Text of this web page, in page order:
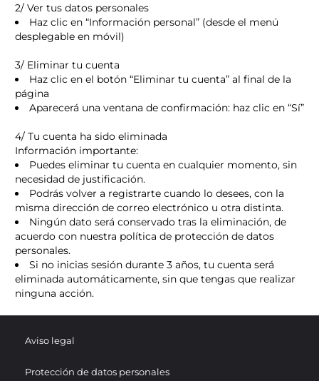
2/ Ver tus datos personales
Haz clic en “Información personal” (desde el menú
desplegable en móvil)
3/ Eliminar tu cuenta
Haz clic en el botón “Eliminar tu cuenta” al final de la
página
Aparecerá una ventana de confirmación: haz clic en “Sí”
4/ Tu cuenta ha sido eliminada
Información importante:
Puedes eliminar tu cuenta en cualquier momento, sin
necesidad de justificación.
Podrás volver a registrarte cuando lo desees, con la
misma dirección de correo electrónico u otra distinta.
Ningún dato será conservado tras la eliminación, de
acuerdo con nuestra política de protección de datos
personales.
Si no inicias sesión durante 3 años, tu cuenta será
eliminada automáticamente, sin que tengas que realizar
ninguna acción.
Aviso legal
Protección de datos personales